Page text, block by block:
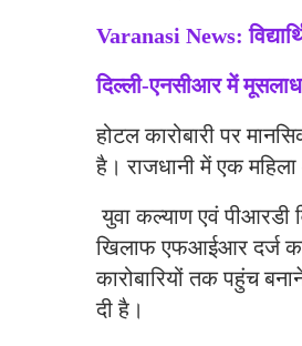
Varanasi News:
दिल्ली-एनसीआर में
होटल कारोबारी पर
है। राजधानी में एक
युवा कल्याण एवं पीआरडी
खिलाफ एफआईआर दर्ज
कारोबारियों तक पहुंच
दी है।